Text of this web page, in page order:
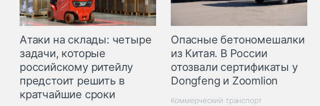
Атаки на склады: четыре
задачи, которые
российскому ритейлу
предстоит решить в
кратчайшие сроки
Опасные бетономешалки
из Китая. В России
отозвали сертификаты у
Dongfeng и Zoomlion
Коммерческий транспорт